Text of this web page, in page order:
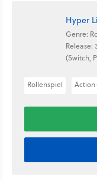
Hyper
Genre:
Release:
(Switch,
Rollenspiel